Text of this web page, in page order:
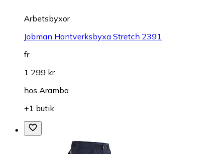
Arbetsbyxor
Jobman Hantverksbyxa Stretch 2391
fr.
1 299 kr
hos Aramba
+1 butik